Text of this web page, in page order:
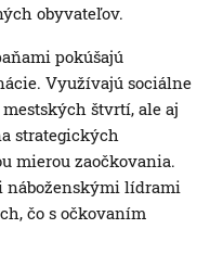
obyvateľov.
pokúšajú
Využívajú sociálne
štvrtí, ale aj
strategických
mierou zaočkovania.
náboženskými lídrami
čo s očkovaním